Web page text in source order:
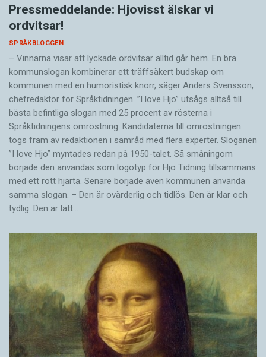
Pressmeddelande: Hjovisst älskar vi
ordvitsar!
SPRÅKBLOGGEN
– Vinnarna visar att lyckade ordvitsar alltid går hem. En bra
kommunslogan kombinerar ett träffsäkert budskap om
kommunen med en humoristisk knorr, säger Anders Svensson,
chefredaktör för Språktidningen. ”I love Hjo” utsågs alltså till
bästa befintliga slogan med 25 procent av rösterna i
Språktidningens omröstning. Kandidaterna till omröstningen
togs fram av redaktionen i samråd med flera experter. Sloganen
”I love Hjo” myntades redan på 1950-talet. Så småningom
började den användas som logotyp för Hjo Tidning tillsammans
med ett rött hjärta. Senare började även kommunen använda
samma slogan. – Den är ovärderlig och tidlös. Den är klar och
tydlig. Den är lätt…